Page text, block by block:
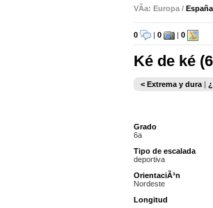
VÃ­a: Europa / España
0 | 0 | 0
Ké de ké
< Extrema y dura |
Grado
6a
Tipo de escalada
deportiva
OrientaciÃ³n
Nordeste
Longitud